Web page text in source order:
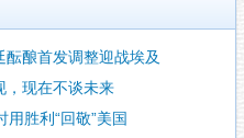
酝酿首发调整迎战埃及
，现在不谈未来
胜利“回敬”美国